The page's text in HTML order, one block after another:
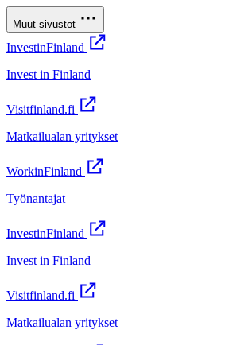
Muut sivustot
InvestinFinland
Invest in Finland
Visitfinland.fi
Matkailualan yritykset
WorkinFinland
Työnantajat
InvestinFinland
Invest in Finland
Visitfinland.fi
Matkailualan yritykset